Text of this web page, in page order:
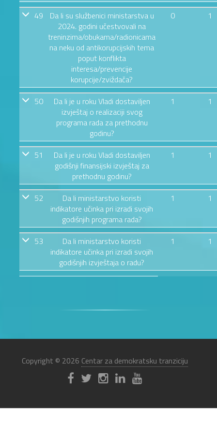
49
Da li su službenici ministarstva u
2024. godini učestvovali na
treninzima/obukama/radionicama
na neku od antikorupcijskih tema
poput konflikta
interesa/prevencije
korupcije/zviždača?
0 1
50
Da li je u roku Vladi dostaviljen
izvještaj o realizaciji svog
programa rada za prethodnu
godinu?
1 1
51
Da li je u roku Vladi dostaviljen
godišnji finansijski izvještaj za
prethodnu godinu?
1 1
52
Da li ministarstvo koristi
indikatore učinka pri izradi svojih
godišnjih programa rada?
1 1
53
Da li ministarstvo koristi
indikatore učinka pri izradi svojih
godišnjih izvještaja o radu?
1 1
Copyright © 2026 Centar za demokratsku tranziciju